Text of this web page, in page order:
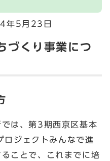
年5月23日
づくり事業につ
は、第3期西京区基本
ロジェクトみんなで進
ことで、これまでに培